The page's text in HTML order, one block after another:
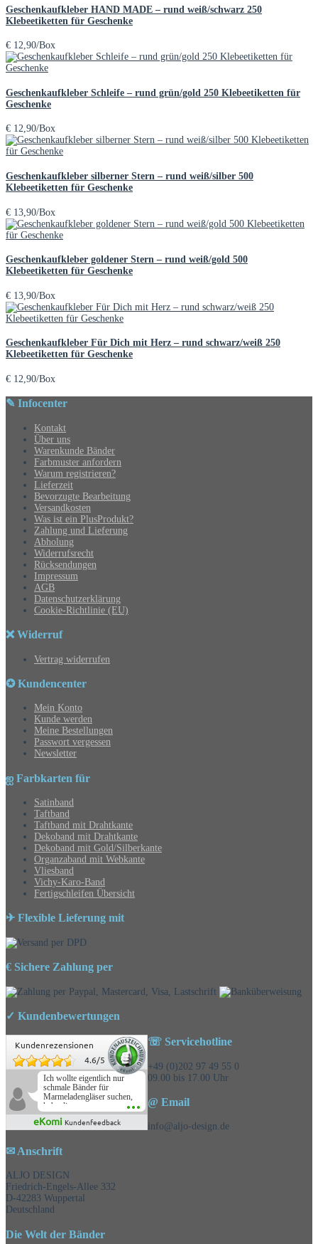
Geschenkaufkleber HAND MADE – rund weiß/schwarz 250
Klebeetiketten für Geschenke
€ 12,90/Box
Geschenkaufkleber Schleife – rund grün/gold 250 Klebeetiketten für
Geschenke
€ 12,90/Box
Geschenkaufkleber silberner Stern – rund weiß/silber 500
Klebeetiketten für Geschenke
€ 13,90/Box
Geschenkaufkleber goldener Stern – rund weiß/gold 500
Klebeetiketten für Geschenke
€ 13,90/Box
Geschenkaufkleber Für Dich mit Herz – rund schwarz/weiß 250
Klebeetiketten für Geschenke
€ 12,90/Box
✎ Infocenter
Kontakt
Über uns
Warenkunde Bänder
Farbmuster anfordern
Warum registrieren?
Lieferzeit
Bevorzugte Bearbeitung
Versandkosten
Was ist ein PlusProdukt?
Zahlung und Lieferung
Abholung
Widerrufsrecht
Rücksendungen
Impressum
AGB
Datenschutzerklärung
Cookie-Richtlinie (EU)
❌ Widerruf
Vertrag widerrufen
✪ Kundencenter
Mein Konto
Kunde werden
Meine Bestellungen
Passwort vergessen
Newsletter
ஐ Farbkarten für
Satinband
Taftband
Taftband mit Drahtkante
Dekoband mit Drahtkante
Dekoband mit Gold/Silberkante
Organzaband mit Webkante
Vliesband
Vichy-Karo-Band
Fertigschleifen Übersicht
✈ Flexible Lieferung mit
€ Sichere Zahlung per
✓ Kundenbewertungen
Kundenrezensionen
4.6/5
Ich wollte eigentlich nur
schmale Bänder für
Marmeladengläser suchen,
habe die
Überraschungsbänder
mitbestellt und war positiv
eKomi Kundenfeedback
☏ Servicehotline
+49 (0)202 97 49 55 0
09.00 bis 17.00 Uhr
@ Email
info@aljo-design.de
✉ Anschrift
ALJO DESIGN
Friedrich-Engels-Allee 332
D-42283 Wuppertal
Deutschland
Die Welt der Bänder